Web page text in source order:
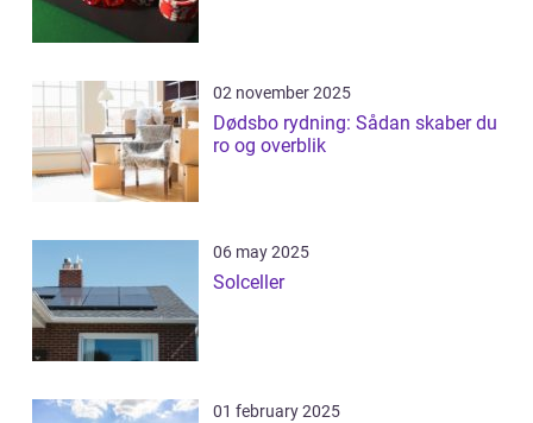
02 november 2025
Dødsbo rydning: Sådan skaber du
ro og overblik
06 may 2025
Solceller
01 february 2025